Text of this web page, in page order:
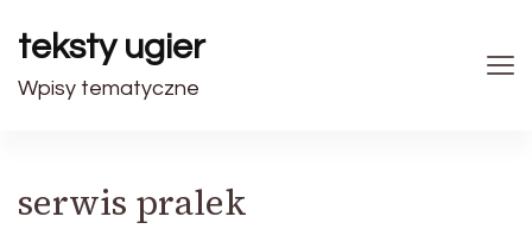
teksty ugier
Wpisy tematyczne
serwis pralek